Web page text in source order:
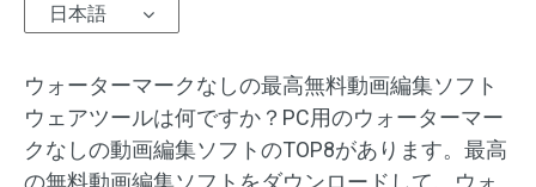
オーディオエフェクト
テキスト/エレメント
動画エフェクト
日本語
ウォーターマークなしの最高無料動画編集ソフト
ウェアツールは何ですか？PC用のウォーターマー
クなしの動画編集ソフトのTOP8があります。最高
の無料動画編集ソフトをダウンロードして、ウォ